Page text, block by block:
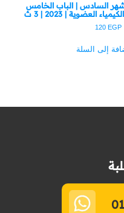
السادس | الباب الخامس
العضوية | 2023 | 3 ث
120EGP
إلى السلة